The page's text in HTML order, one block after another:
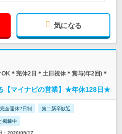
気になる
＊完休2日＊土日祝休＊賞与(年2回)＊
【マイナビの営業】★年休128日★
完全週休2日制 第二新卒歓迎
掲載中
：2026/09/17